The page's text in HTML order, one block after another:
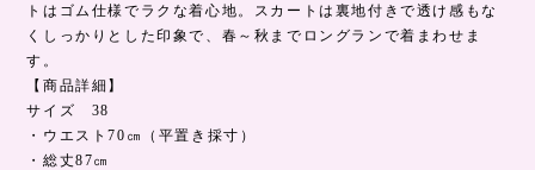
トはゴム仕様でラクな着心地。スカートは裏地付きで透け感もな
くしっかりとした印象で、春～秋までロングランで着まわせま
す。
【商品詳細】
サイズ 38
・ウエスト70㎝（平置き採寸）
・総丈87㎝